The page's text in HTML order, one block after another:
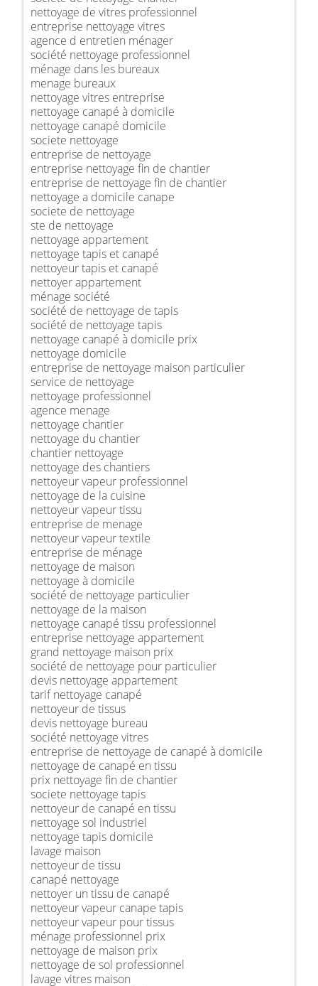
nettoyage de vitres professionnel
entreprise nettoyage vitres
agence d entretien ménager
société nettoyage professionnel
ménage dans les bureaux
menage bureaux
nettoyage vitres entreprise
nettoyage canapé à domicile
nettoyage canapé domicile
societe nettoyage
entreprise de nettoyage
entreprise nettoyage fin de chantier
entreprise de nettoyage fin de chantier
nettoyage a domicile canape
societe de nettoyage
ste de nettoyage
nettoyage appartement
nettoyage tapis et canapé
nettoyeur tapis et canapé
nettoyer appartement
ménage société
société de nettoyage de tapis
société de nettoyage tapis
nettoyage canapé à domicile prix
nettoyage domicile
entreprise de nettoyage maison particulier
service de nettoyage
nettoyage professionnel
agence menage
nettoyage chantier
nettoyage du chantier
chantier nettoyage
nettoyage des chantiers
nettoyeur vapeur professionnel
nettoyage de la cuisine
nettoyeur vapeur tissu
entreprise de menage
nettoyeur vapeur textile
entreprise de ménage
nettoyage de maison
nettoyage à domicile
société de nettoyage particulier
nettoyage de la maison
nettoyage canapé tissu professionnel
entreprise nettoyage appartement
grand nettoyage maison prix
société de nettoyage pour particulier
devis nettoyage appartement
tarif nettoyage canapé
nettoyeur de tissus
devis nettoyage bureau
société nettoyage vitres
entreprise de nettoyage de canapé à domicile
nettoyage de canapé en tissu
prix nettoyage fin de chantier
societe nettoyage tapis
nettoyeur de canapé en tissu
nettoyage sol industriel
nettoyage tapis domicile
lavage maison
nettoyeur de tissu
canapé nettoyage
nettoyer un tissu de canapé
nettoyeur vapeur canape tapis
nettoyeur vapeur pour tissus
ménage professionnel prix
nettoyage de maison prix
nettoyage de sol professionnel
lavage vitres maison